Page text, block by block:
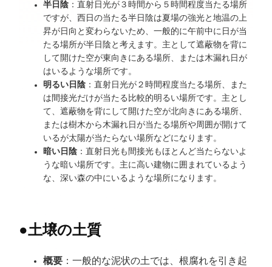
半日陰 ：直射日光が３時間から５時間程度当たる場所
ですが、西日の当たる半日陰は夏場の強光と地温の上
昇が日向と変わらないため、一般的に午前中に日が当
たる場所が半日陰と考えます。主として遮蔽物を背に
して開けた空が東向きにある場所、または木漏れ日が
はいるような場所です。
明るい日陰 ：直射日光が２時間程度当たる場所、また
は間接光だけが当たる比較的明るい場所です。主とし
て、遮蔽物を背にして開けた空が北向きにある場所、
または樹木から木漏れ日が当たる場所や周囲が開けて
いるが太陽が当たらない場所などになります。
暗い日陰 ：直射日光も間接光もほとんど当たらないよ
うな暗い場所です。主に高い建物に囲まれているよう
な、深い森の中にいるような場所になります。
●土壌の土質
概要 ：一般的な泥状の土では、根腐れを引き起